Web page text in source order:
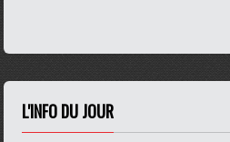
L'INFO DU JOUR